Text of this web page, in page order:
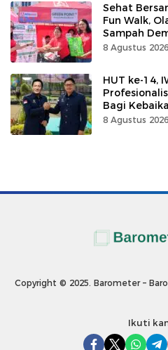
Sehat
Fun Walk,
Sampah
8 Agustus 2026
HUT ke-14,
Bagi
8 Agustus 2026
Copyright © 2025. Barometer –
Ikuti